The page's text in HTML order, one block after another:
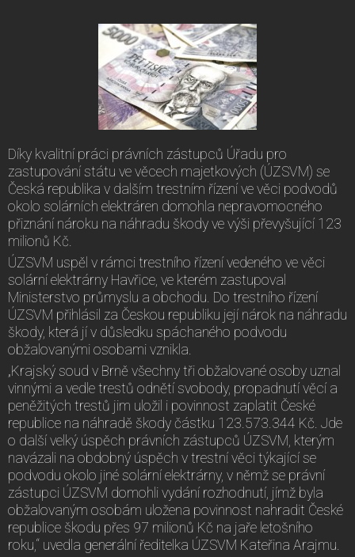
Díky kvalitní práci právních zástupců Úřadu pro
zastupování státu ve věcech majetkových (ÚZSVM) se
Česká republika v dalším trestním řízení ve věci podvodů
okolo solárních elektráren domohla nepravomocného
přiznání nároku na náhradu škody ve výši převyšující 123
milionů Kč.
ÚZSVM uspěl v rámci trestního řízení vedeného ve věci
solární elektrárny Havřice, ve kterém zastupoval
Ministerstvo průmyslu a obchodu. Do trestního řízení
ÚZSVM přihlásil za Českou republiku její nárok na náhradu
škody, která jí v důsledku spáchaného podvodu
obžalovanými osobami vznikla.
„Krajský soud v Brně všechny tři obžalované osoby uznal
vinnými a vedle trestů odnětí svobody, propadnutí věcí a
peněžitých trestů jim uložil i povinnost zaplatit České
republice na náhradě škody částku 123.573.344 Kč. Jde
o další velký úspěch právních zástupců ÚZSVM, kterým
navázali na obdobný úspěch v trestní věci týkající se
podvodu okolo jiné solární elektrárny, v němž se právní
zástupci ÚZSVM domohli vydání rozhodnutí, jímž byla
obžalovaným osobám uložena povinnost nahradit České
republice škodu přes 97 milionů Kč na jaře letošního
roku,“ uvedla generální ředitelka ÚZSVM Kateřina Arajmu.